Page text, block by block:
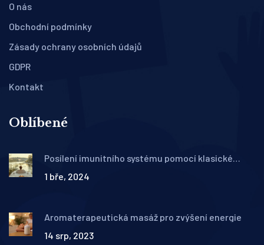
O nás
Obchodní podmínky
Zásady ochrany osobních údajů
GDPR
Kontakt
Oblíbené
Posílení imunitního systému pomocí klasické
1 bře, 2024
Aromaterapeutická masáž pro zvýšení energie
14 srp, 2023